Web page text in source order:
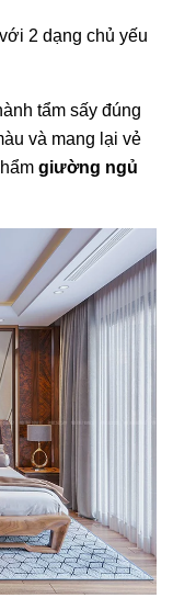
2 dạng chủ yếu
tẩm sấy đúng
và mang lại vẻ
giường ngủ